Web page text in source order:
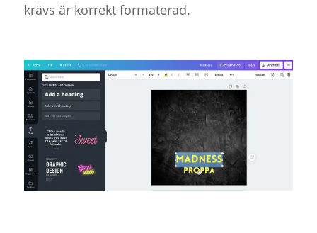
krävs är korrekt formaterad.